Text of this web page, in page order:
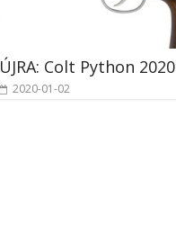
ÚJRA: Colt Python 2020
2020-01-02